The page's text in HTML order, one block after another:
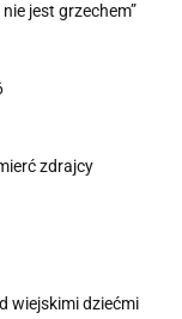
jest grzechem”
zdrajcy
wiejskimi dziećmi